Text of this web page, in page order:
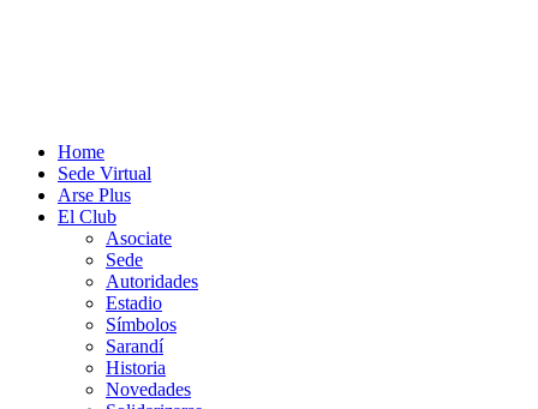
Home
Sede Virtual
Arse Plus
El Club
Asociate
Sede
Autoridades
Estadio
Símbolos
Sarandí
Historia
Novedades